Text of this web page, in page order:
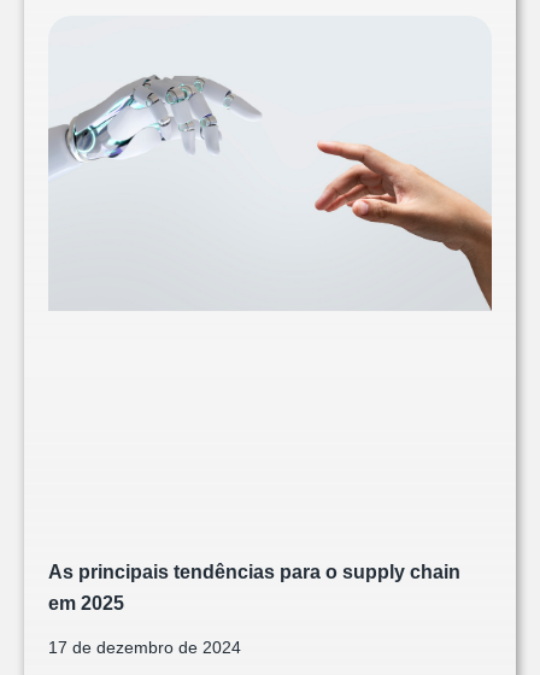
As principais tendências para o supply chain
em 2025
17 de dezembro de 2024